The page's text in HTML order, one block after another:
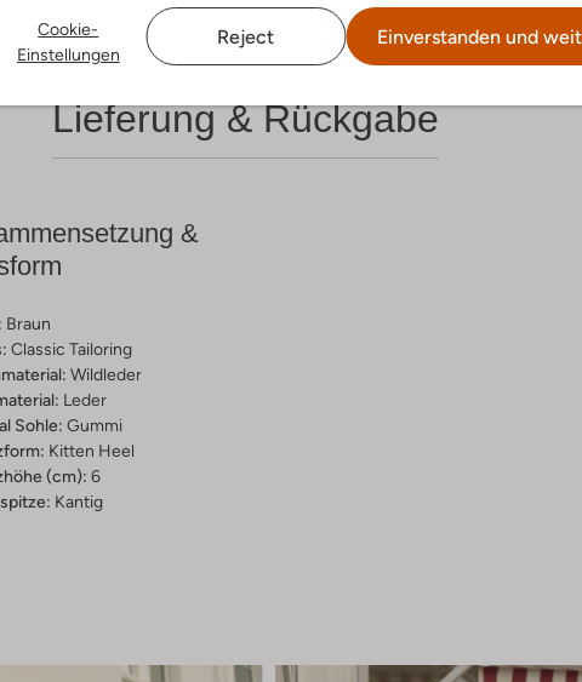
Cookie-
Einstellungen
Reject Einverstanden und
Lieferung & Rückgabe
&
Braun
Classic Tailoring
Wildleder
Leder
Sohle: Gummi
Kitten Heel
(cm): 6
Kantig